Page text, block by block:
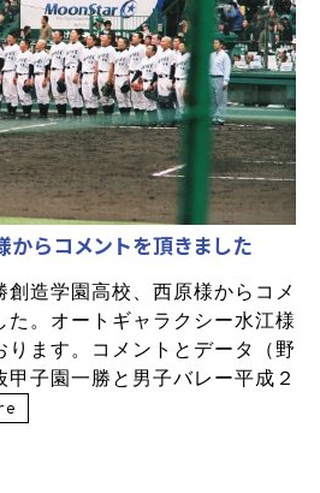
らコメントを頂きました
創造学園高校、西原様からコメ
た。オートギャラクシー水江様
ります。コメントとデータ（野
子園一勝と男子バレー平成２